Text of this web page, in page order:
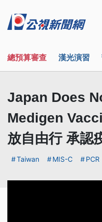
總預算審查 漢光演習
Japan Does
Medigen
放自由行 承認
Taiwan MIS-C PCR